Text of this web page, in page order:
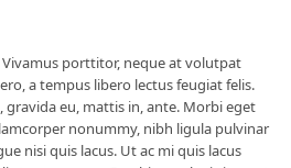
porttitor, neque at volutpat
a tempus libero lectus feugiat felis.
eu, mattis in, ante. Morbi eget
nonummy, nibh ligula pulvinar
nisi quis lacus. Ut ac mi quis lacus